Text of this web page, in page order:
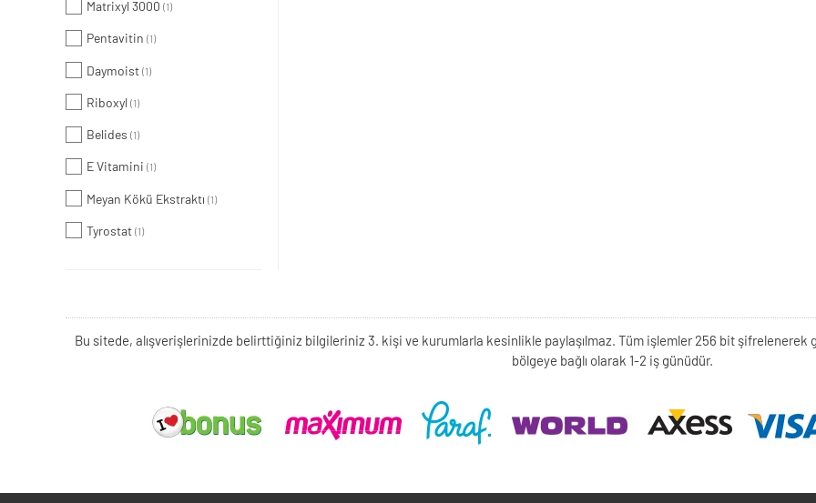
Matrixyl 3000 (1)
Pentavitin (1)
Daymoist (1)
Riboxyl (1)
Belides (1)
E Vitamini (1)
Meyan Kökü Ekstraktı (1)
Tyrostat (1)
Bu sitede, alışverişlerinizde belirttiğiniz bilgileriniz 3. kişi ve kurumlarla kesinlikle paylaşılmaz. Tüm işlemler 256 bit
bölgeye bağlı olarak 1-2 iş günüdür.